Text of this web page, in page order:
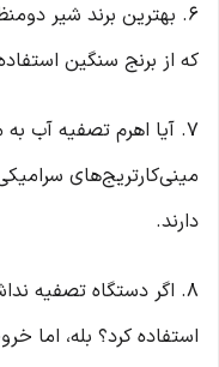
که از برنج سنگین
۷. آیا اهرم تصفیه آب
مینی‌کارتریج‌های
دارند.
۸. اگر دستگاه تصفیه
استفاده کرد؟ بله، اما